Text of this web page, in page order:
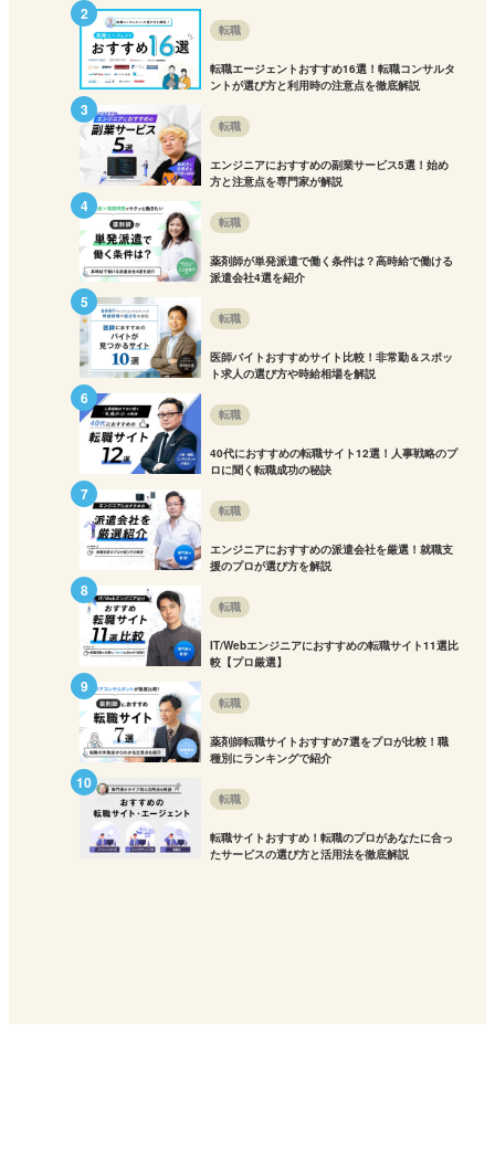
転職
転職エージェントおすすめ16選！転職コンサルタ
ントが選び方と利用時の注意点を徹底解説
転職
エンジニアにおすすめの副業サービス5選！始め
方と注意点を専門家が解説
転職
薬剤師が単発派遣で働く条件は？高時給で働ける
派遣会社4選を紹介
転職
医師バイトおすすめサイト比較！非常勤＆スポッ
ト求人の選び方や時給相場を解説
転職
40代におすすめの転職サイト12選！人事戦略のプ
ロに聞く転職成功の秘訣
転職
エンジニアにおすすめの派遣会社を厳選！就職支
援のプロが選び方を解説
転職
IT/Webエンジニアにおすすめの転職サイト11選比
較【プロ厳選】
転職
薬剤師転職サイトおすすめ7選をプロが比較！職
種別にランキングで紹介
転職
転職サイトおすすめ！転職のプロがあなたに合っ
たサービスの選び方と活用法を徹底解説